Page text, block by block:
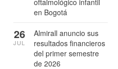
en Bogotá
Almirall anuncio sus
resultados financieros
del primer semestre
de 2026
26
JUL